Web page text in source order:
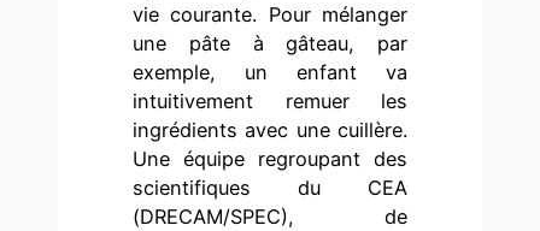
vie courante. Pour mélanger
une pâte à gâteau, par
exemple, un enfant va
intuitivement remuer les
ingrédients avec une cuillère.
Une équipe regroupant des
scientifiques du CEA
(DRECAM/SPEC), de